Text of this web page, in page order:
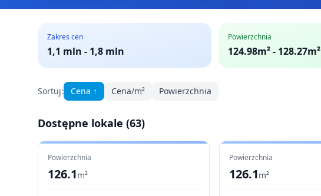
Zakres cen
1,1 mln - 1,8 mln
Powierzchnia
124.98m² - 128.27m²
Sortuj: Cena ↑ Cena/m² Powierzchnia
Dostępne lokale (63)
Powierzchnia
126.1m²
Powierzchnia
126.1m²